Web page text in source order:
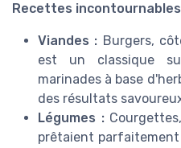
Recettes
Viandes : Burgers,
est un classique
marinades à base
des résultats
Légumes :
prêtaient